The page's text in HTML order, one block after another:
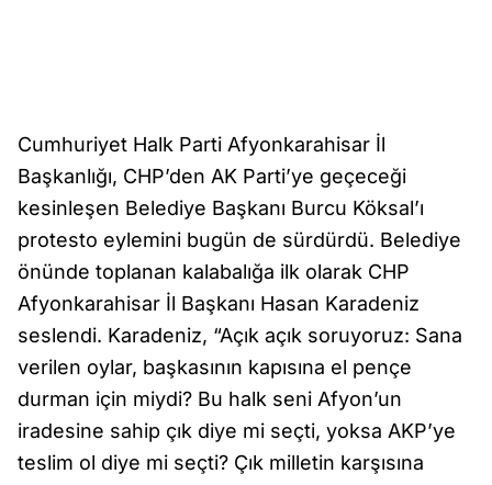
Cumhuriyet Halk Parti Afyonkarahisar İl
Başkanlığı, CHP’den AK Parti’ye geçeceği
kesinleşen Belediye Başkanı Burcu Köksal’ı
protesto eylemini bugün de sürdürdü. Belediye
önünde toplanan kalabalığa ilk olarak CHP
Afyonkarahisar İl Başkanı Hasan Karadeniz
seslendi. Karadeniz, “Açık açık soruyoruz: Sana
verilen oylar, başkasının kapısına el pençe
durman için miydi? Bu halk seni Afyon’un
iradesine sahip çık diye mi seçti, yoksa AKP’ye
teslim ol diye mi seçti? Çık milletin karşısına